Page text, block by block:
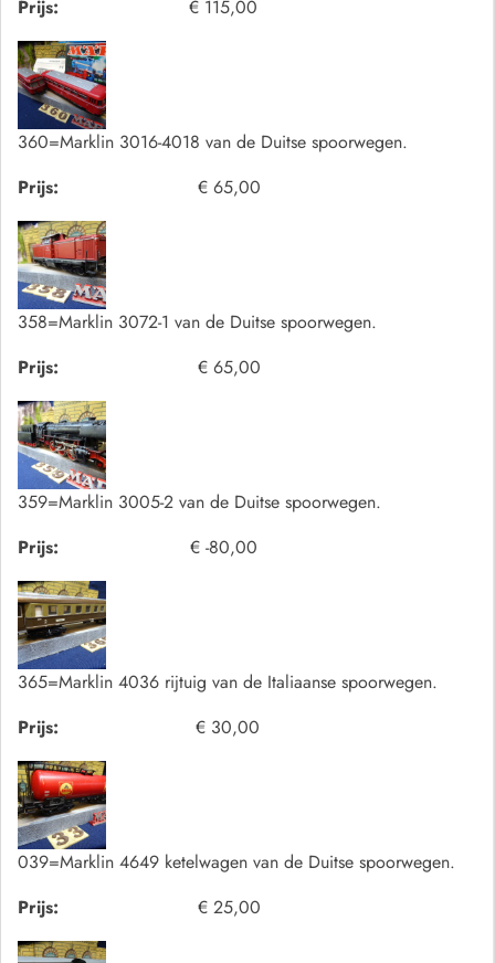
Prijs:
€ 115,00
360=Marklin 3016-4018 van de Duitse spoorwegen.
Prijs:
€ 65,00
358=Marklin 3072-1 van de Duitse spoorwegen.
Prijs:
€ 65,00
359=Marklin 3005-2 van de Duitse spoorwegen.
Prijs:
€ -80,00
365=Marklin 4036 rijtuig van de Italiaanse spoorwegen.
Prijs:
€ 30,00
039=Marklin 4649 ketelwagen van de Duitse spoorwegen.
Prijs:
€ 25,00